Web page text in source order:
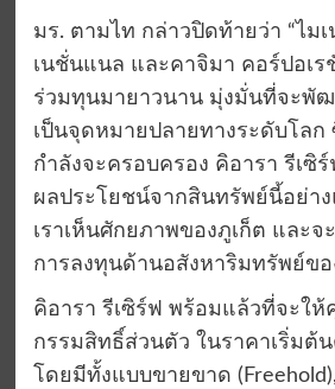
มร. ตามไท กล่าวปิดท้ายว่า “ ไม
เนชั่นแนล และคาจิมา คอร์ปอเร
ร่วมทุนมายาวนาน มุ่งมั่นที่จะพัฒ
เป็นจุดหมายปลายทางระดับโลก
กำลังจะครอบครอง คิอารา รีเซิ
ผลประโยชน์จากสินทรัพย์นี้อย่า
เราเห็นศักยภาพของภูเก็ต และจ
การลงทุนด้านอสังหาริมทรัพย์ขอ
คิอารา รีเซิร์ฟ พร้อมแล้วที่จะให้
กรรมสิทธิ์ส่วนตัว ในราคาเริ่มต้
โดยมีทั้งแบบขายขาด (Freehold),